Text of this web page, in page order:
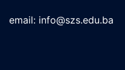
email: info@szs.edu.ba